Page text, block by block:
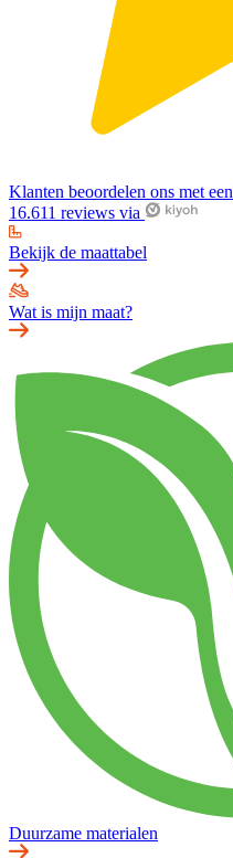
Klanten beoordelen ons met een
16.611 reviews via
Bekijk de maattabel
Wat is mijn maat?
Duurzame materialen